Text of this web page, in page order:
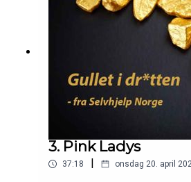
3. Pink Ladys
37:18 onsdag 20. april